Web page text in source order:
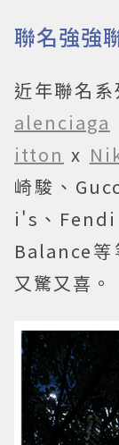
聯名強強
近年聯名
alenciaga
itton x
崎駿、
i's、Fendi
Balance等
又驚又喜。